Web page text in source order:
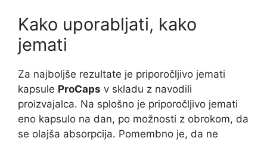
Kako uporabljati, kako
jemati
Za najboljše rezultate je priporočljivo jemati
kapsule ProCaps v skladu z navodili
proizvajalca. Na splošno je priporočljivo jemati
eno kapsulo na dan, po možnosti z obrokom, da
se olajša absorpcija. Pomembno je, da ne